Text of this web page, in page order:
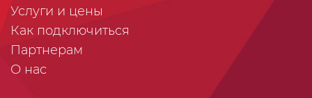
Услуги и цены
Как подключиться
Партнерам
О нас